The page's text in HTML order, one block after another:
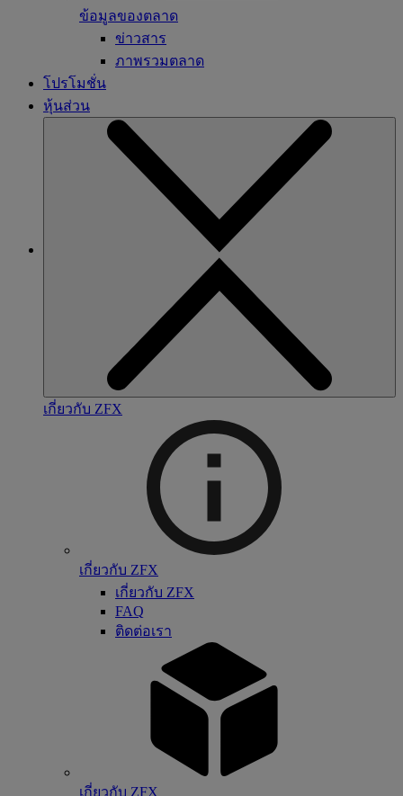
ข้อมูลของตลาด
ข่าวสาร
ภาพรวมตลาด
โปรโมชั่น
หุ้นส่วน
เกี่ยวกับ ZFX
เกี่ยวกับ ZFX
เกี่ยวกับ ZFX
FAQ
ติดต่อเรา
เกี่ยวกับ ZFX